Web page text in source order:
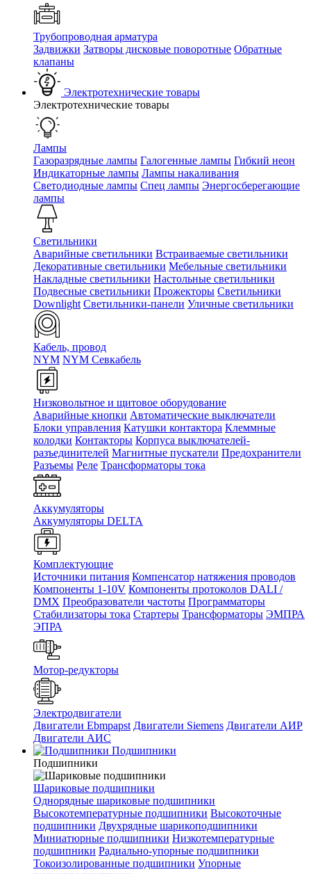
Трубопроводная арматура
Задвижки Затворы дисковые поворотные Обратные
клапаны
Электротехнические товары
Электротехнические товары
Лампы
Газоразрядные лампы Галогенные лампы Гибкий неон
Индикаторные лампы Лампы накаливания
Светодиодные лампы Спец лампы Энергосберегающие
лампы
Светильники
Аварийные светильники Встраиваемые светильники
Декоративные светильники Мебельные светильники
Накладные светильники Настольные светильники
Подвесные светильники Прожекторы Светильники
Downlight Светильники-панели Уличные светильники
Кабель, провод
NYM NYM Севкабель
Низковольтное и щитовое оборудование
Аварийные кнопки Автоматические выключатели
Блоки управления Катушки контактора Клеммные
колодки Контакторы Корпуса выключателей-
разъединителей Магнитные пускатели Предохранители
Разъемы Реле Трансформаторы тока
Аккумуляторы
Аккумуляторы DELTA
Комплектующие
Источники питания Компенсатор натяжения проводов
Компоненты 1-10V Компоненты протоколов DALI /
DMX Преобразователи частоты Программаторы
Стабилизаторы тока Стартеры Трансформаторы ЭМПРА
ЭПРА
Мотор-редукторы
Электродвигатели
Двигатели Ebmpapst Двигатели Siemens Двигатели АИР
Двигатели АИС
Подшипники
Подшипники
Шариковые подшипники
Однорядные шариковые подшипники
Высокотемпературные подшипники Высокоточные
подшипники Двухрядные шарикоподшипники
Миниатюрные подшипники Низкотемпературные
подшипники Радиально-упорные подшипники
Токоизолированные подшипники Упорные